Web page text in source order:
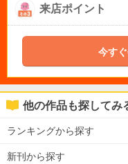
来店ポイント
今す
他の作品も探してみ
ランキングから探す
新刊から探す